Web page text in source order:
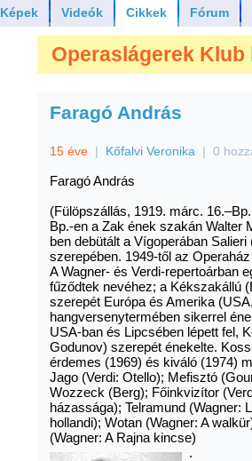
Képek Videók Cikkek Fórum
Operaslágerek Klub
Faragó András
15 éve | Kőfalvi Veronika | 0
Faragó András
(Fülöpszállás, 1919. márc.
Bp.-en a Zak ének szakán Walter
ben debütált a Vígoperában
szerepében. 1949-től az
A Wagner- és Verdi-repertoárban
fűződtek nevéhez; a Kékszakállú
szerepét Európa és Amerika
hangversenytermében sikerrel
USA-ban és Lipcsében lépett fel,
Godunov) szerepét énekelte.
érdemes (1969) és kiváló (1974)
Jago (Verdi: Otello); Mefisztó
Wozzeck (Berg); Főinkvizítor
házassága); Telramund (Wagner:
hollandi); Wotan (Wagner: A
(Wagner: A Rajna kincse)
.